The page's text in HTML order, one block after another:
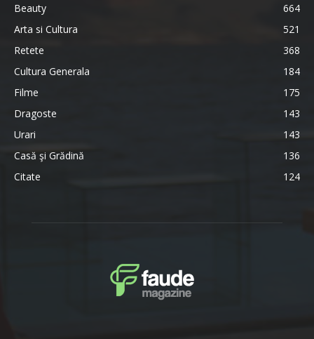
Beauty
664
Arta si Cultura
521
Retete
368
Cultura Generala
184
Filme
175
Dragoste
143
Urari
143
Casă şi Grădină
136
Citate
124